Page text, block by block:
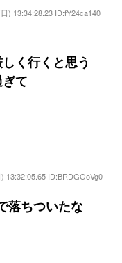
) 13:34:28.23 ID:fY24ca140
く行くと思う
て
13:32:05.65 ID:BRDGOoVg0
落ちついたな